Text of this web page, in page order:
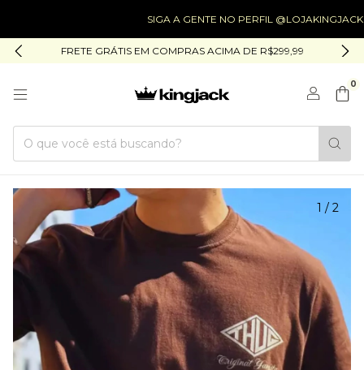
SIGA A GENTE NO PERFIL @LOJAKINGJACK
FRETE GRÁTIS EM COMPRAS ACIMA DE R$299,99
0
1 / 2